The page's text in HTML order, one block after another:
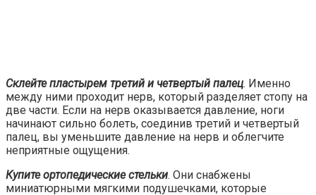
Склейте пластырем третий и четвертый палец. Именно
между ними проходит нерв, который разделяет стопу на
две части. Если на нерв оказывается давление, ноги
начинают сильно болеть, соединив третий и четвертый
палец, вы уменьшите давление на нерв и облегчите
неприятные ощущения.
Купите ортопедические стельки. Они снабжены
миниатюрными мягкими подушечками, которые